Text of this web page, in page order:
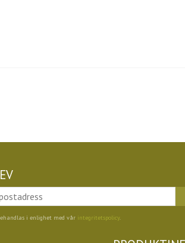
i enlighet med vår integritetspolicy.